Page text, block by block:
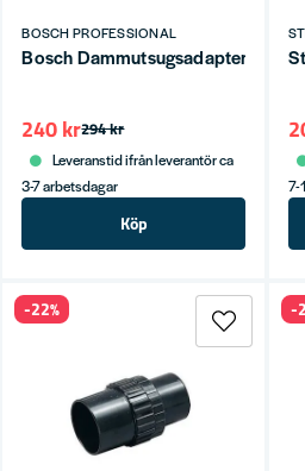
BOSCH PROFESSIONAL
Bosch Dammutsugsadapter
294 kr
240 kr
Leveranstid ifrån leverantör ca
3-7 arbetsdagar
Köp
7-
-22% -